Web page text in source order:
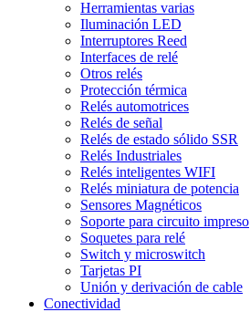
Herramientas varias
Iluminación LED
Interruptores Reed
Interfaces de relé
Otros relés
Protección térmica
Relés automotrices
Relés de señal
Relés de estado sólido SSR
Relés Industriales
Relés inteligentes WIFI
Relés miniatura de potencia
Sensores Magnéticos
Soporte para circuito impreso
Soquetes para relé
Switch y microswitch
Tarjetas PI
Unión y derivación de cable
Conectividad